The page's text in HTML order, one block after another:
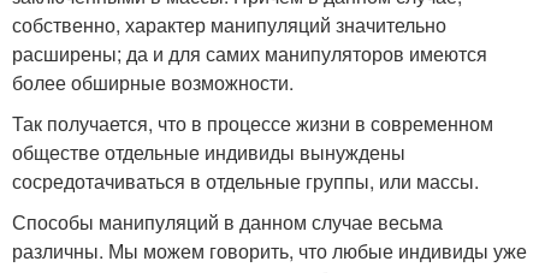
собственно, характер манипуляций значительно
расширены; да и для самих манипуляторов имеются
более обширные возможности.
Так получается, что в процессе жизни в современном
обществе отдельные индивиды вынуждены
сосредотачиваться в отдельные группы, или массы.
Способы манипуляций в данном случае весьма
различны. Мы можем говорить, что любые индивиды уже